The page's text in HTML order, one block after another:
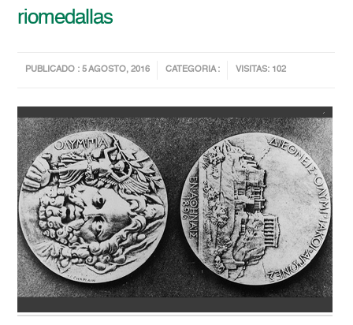
riomedallas
PUBLICADO : 5 AGOSTO, 2016 CATEGORIA : VISITAS: 102